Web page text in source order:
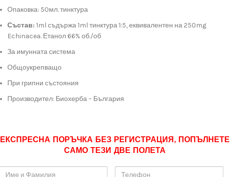
Опаковка: 50мл. тинктура
Състав: 1ml съдържа 1ml тинктура 1:5, еквивалентен на 250mg
Echinacea. Етанол 66% об./об
За имунната система
Общоукрепващо
При грипни състояния
Производител: Биохерба – България
ЕКСПРЕСНА ПОРЪЧКА БЕЗ РЕГИСТРАЦИЯ, ПОПЪЛНЕТЕ
САМО ТЕЗИ ДВЕ ПОЛЕТА
Име
Телефон